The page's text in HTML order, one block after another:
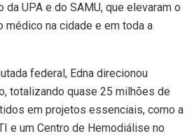
da UPA e do SAMU, que elevaram o
médico na cidade e em toda a
federal, Edna direcionou
totalizando quase 25 milhões de
em projetos essenciais, como a
e um Centro de Hemodiálise no